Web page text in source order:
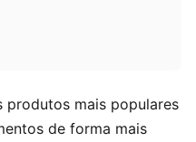
produtos mais populares
de forma mais